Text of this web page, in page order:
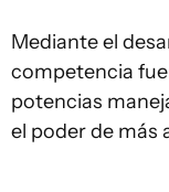
Mediante el
competencia
potencias
el poder de más